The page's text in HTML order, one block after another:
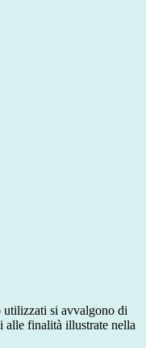
utilizzati si avvalgono di
alle finalità illustrate nella